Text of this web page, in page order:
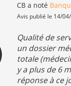
CB a noté
Avis publié le 14/
Qualité de
un dossier
totale
y a plus de 6
réponse à ce